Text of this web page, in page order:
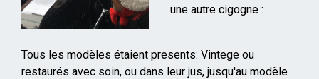
une autre cigogne :
Tous les modèles étaient presents: Vintege ou
restaurés avec soin, ou dans leur jus, jusqu'au modèle